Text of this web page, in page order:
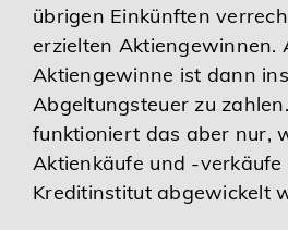
übrigen Einkünften
erzielten Aktiengewinnen.
Aktiengewinne ist dann
Abgeltungsteuer zu
funktioniert das aber nur,
Aktienkäufe und -verkäufe
Kreditinstitut abgewickelt